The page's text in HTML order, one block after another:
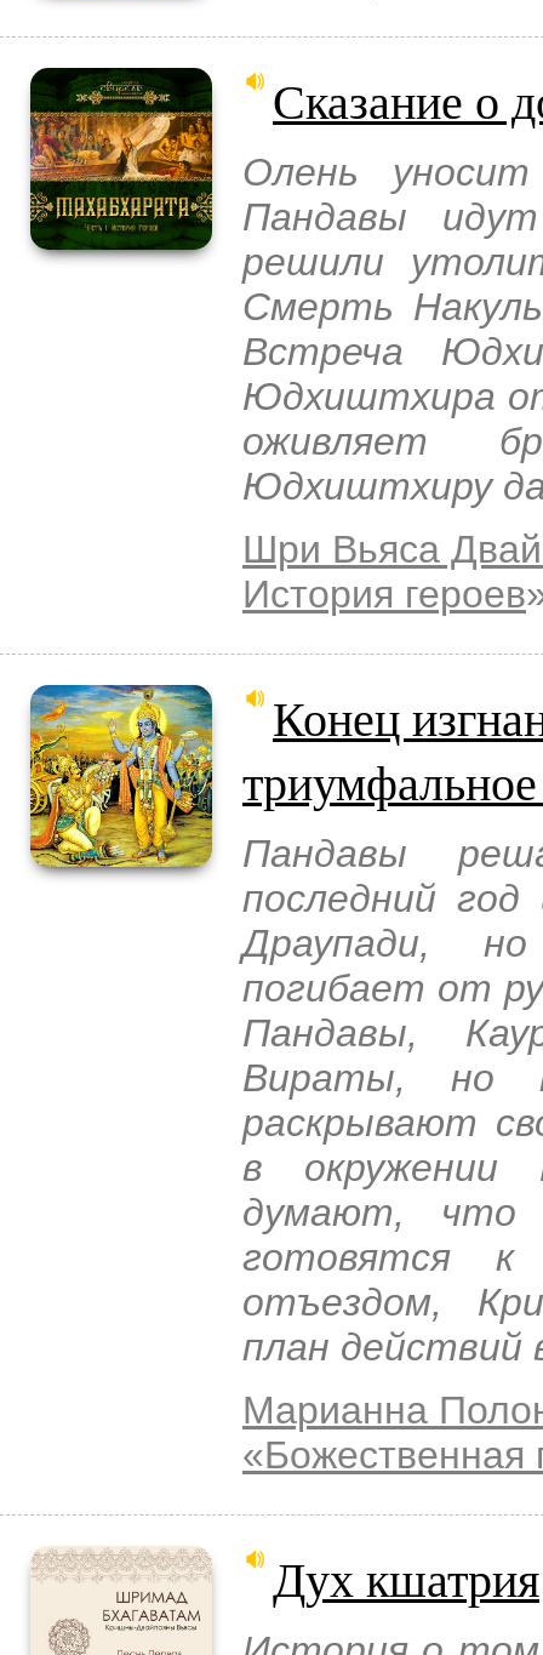
Сказание о
Олень
Пандавы
решили
Смерть
Встреча
Юдхиштхира
оживляет
Юдхиштхиру
Шри Вьяса
История героев
Конец
Пандавы
последний
Драупади,
погибает от
Пандавы,
Вираты, но
раскрывают
в окружении
думают, что
готовятся
отъездом,
план действий
Марианна
«Божественная
Дух кшатрия